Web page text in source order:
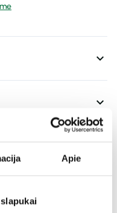
Apie
expand_more
expand_more